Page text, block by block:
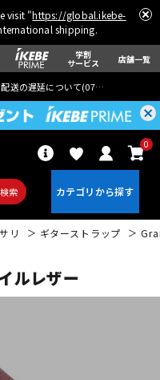
visit "https://global.ikebe-
shipping.
学割
サービス 店舗一覧
送の遅延について(07月29日
索
0
リ ギターストラップ
ルレザー